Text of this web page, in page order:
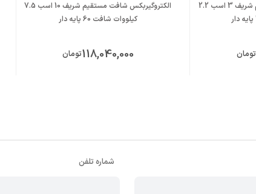
الکتروگیربکس شافت مستقیم شریف 3 اسب 2.2
تومان
الکتروگیربکس شافت مستقیم شریف 10 اسب 7.5
کیلووات شافت 60 پایه دار
118,040,000تومان
شماره تلفن